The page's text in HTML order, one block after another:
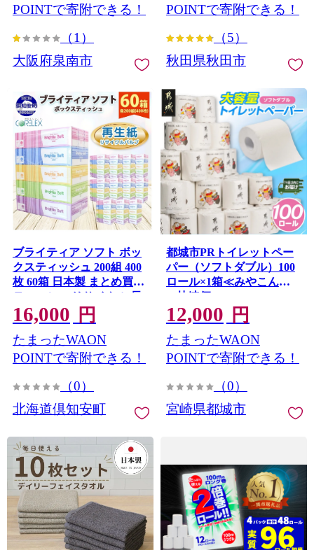
POINTで寄附できる！
（1）
大阪府泉南市
製紙クレシア 新生活] 秋田
POINTで寄附できる！
（5）
秋田県秋田市
ブライティア ソフト ボッ
クスティッシュ 200組 400
枚 60箱 日本製 まとめ買い
ティッシュ リサイクル 長
持 防災 常備品 日用雑貨 消
耗品 生活必需品 備蓄 ペー
パー 紙 北海道 倶知安町 日
用品
16,000 円
たまったWAON
POINTで寄附できる！
（0）
北海道倶知安町
都城市PRトイレットペー
パー（ソフトダブル）100
ロール×1箱≪みやこんじ
ょ快速便≫_12-I5-TP100-R
12,000 円
たまったWAON
POINTで寄附できる！
（0）
宮崎県都城市